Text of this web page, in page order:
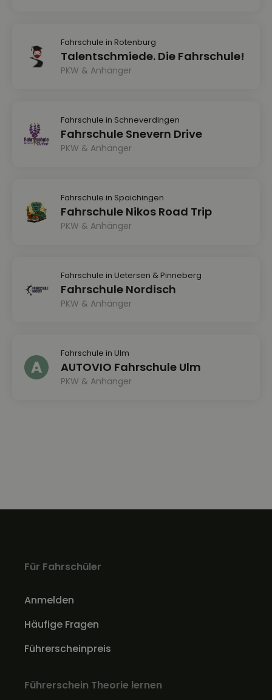
Fahrschule in Rotenburg
Talentschmiede. Die Fahrschule!
PKW & Anhänger
Fahrschule in Schneverdingen
Fahrschule Snevern Drive
PKW & Anhänger
Fahrschule in Spaichingen
Fahrschule Nikos Road Trip
PKW & Anhänger
Fahrschule in Uetersen & Pinneberg
Fahrschule Nordisch
PKW & Anhänger
Fahrschule in Ulm
AUTOVIO Fahrschule Ulm
PKW & Anhänger
Für Fahrschüler
Anmelden
Häufige Fragen
Führerscheinpreis
Führerschein Theorie lernen